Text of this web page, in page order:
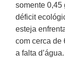
somente 0,45
déficit
esteja
com cerca de
a falta